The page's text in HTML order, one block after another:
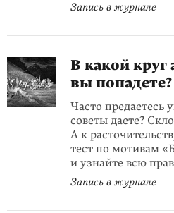
Запись в журнале
В какой круг
вы попадете?
Часто предаетесь
советы даете?
А к
тест по мотивам
и узнайте всю
Запись в журнале